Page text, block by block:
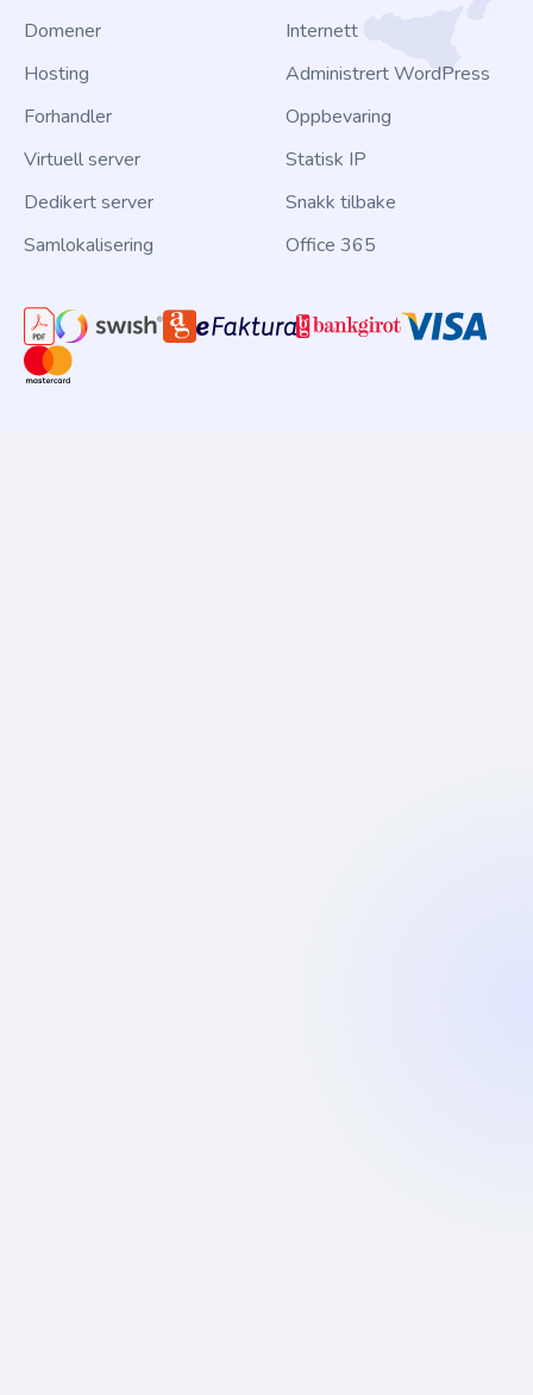
Domener
Hosting
Forhandler
Virtuell server
Dedikert server
Samlokalisering
Internett
Administrert WordPress
Oppbevaring
Statisk IP
Snakk tilbake
Office 365